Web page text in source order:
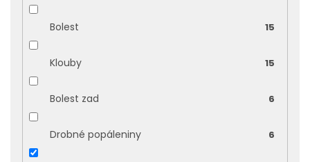
Bolest 15
Klouby 15
Bolest zad 6
Drobné popáleniny 6